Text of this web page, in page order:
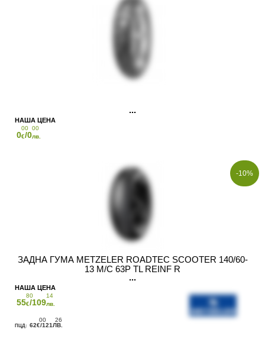
0
00
€/0
00
лв.
-10%
ЗАДНА ГУМА METZELER ROADTEC SCOOTER 140/60-
13 M/C 63P TL REINF R
55
80
€/109
14
лв.
62
00
€/121
26
ЛВ.